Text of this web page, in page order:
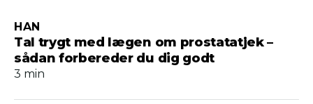
Tal trygt med lægen om prostatatjek –
sådan forbereder du dig godt
HAN
3 min